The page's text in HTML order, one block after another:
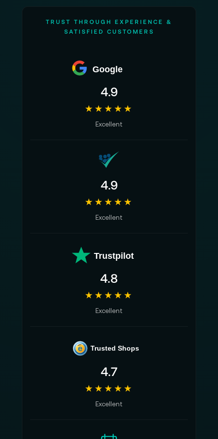
TRUST THROUGH EXPERIENCE &
SATISFIED CUSTOMERS
Google
4.9
★★★★★
Excellent
4.9
★★★★★
Excellent
Trustpilot
4.8
★★★★★
Excellent
e Trusted Shops
4.7
★★★★★
Excellent